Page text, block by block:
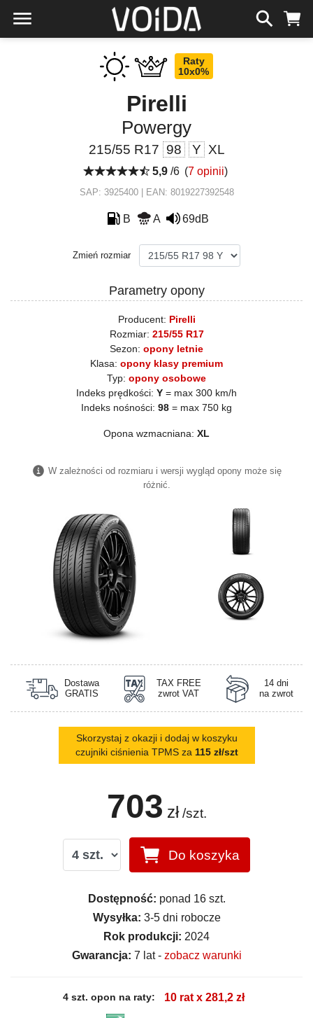
Raty
10x0%
Pirelli
Powergy
215/55 R17 98 Y XL
5,9 /6 (7 opinii)
SAP: 3925400 | EAN: 8019227392548
B A 69dB
Zmień rozmiar
Parametry opony
Producent: Pirelli
Rozmiar: 215/55 R17
Sezon: opony letnie
Klasa: opony klasy premium
Typ: opony osobowe
Indeks prędkości: Y = max 300 km/h
Indeks nośności: 98 = max 750 kg
Opona wzmacniana: XL
W zależności od rozmiaru i wersji wygląd opony może się
różnić.
Dostawa
GRATIS
TAX FREE
zwrot VAT
14 dni
na zwrot
Skorzystaj z okazji i dodaj w koszyku
czujniki ciśnienia TPMS za 115 zł/szt
703 zł /szt.
Do koszyka
Dostępność: ponad 16 szt.
Wysyłka: 3-5 dni robocze
Rok produkcji: 2024
Gwarancja: 7 lat - zobacz warunki
4 szt. opon na raty: 10 rat x 281,2 zł